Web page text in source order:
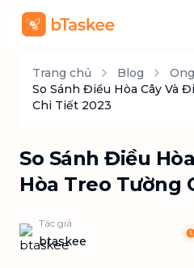
Trang chủ Blog
So Sánh Điều Hòa Cây Và
Chi Tiết 2023
So Sánh Điều
Hòa Treo Tường
Tác giả
btaskee